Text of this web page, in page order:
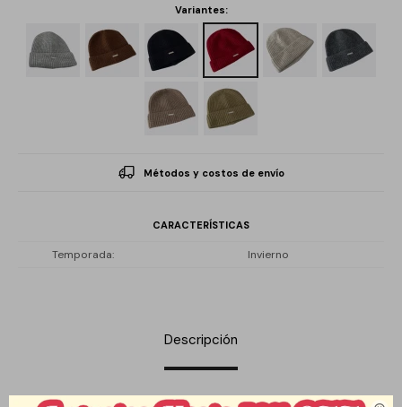
Variantes:
Métodos y costos de envío
CARACTERÍSTICAS
Temporada Invierno
Descripción